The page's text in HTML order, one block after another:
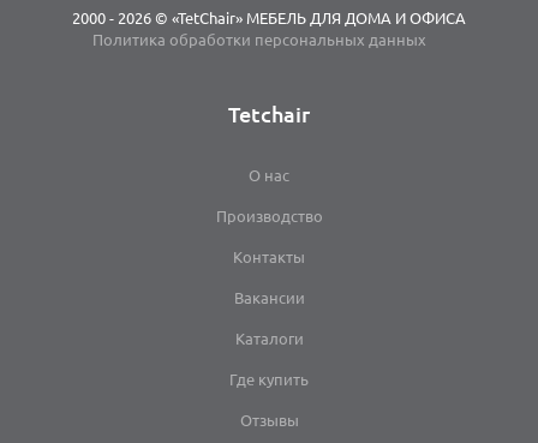
2000 - 2026 © «TetChair» МЕБЕЛЬ ДЛЯ ДОМА И ОФИСА
Политика обработки персональных данных
Tetchair
О нас
Производство
Контакты
Вакансии
Каталоги
Где купить
Отзывы